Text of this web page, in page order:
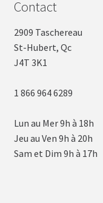
Contact
2909 Taschereau
St-Hubert, Qc
J4T 3K1
1 866 964 6289
Lun au Mer 9h à 18h
Jeu au Ven 9h à 20h
Sam et Dim 9h à 17h